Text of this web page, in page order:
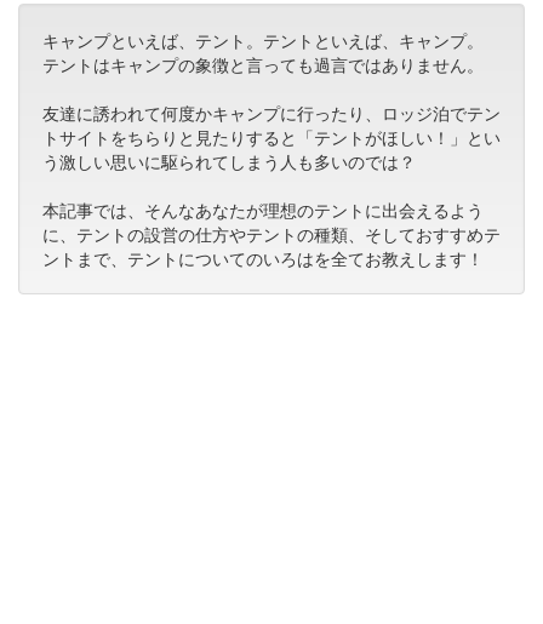
キャンプといえば、テント。テントといえば、キャンプ。
テントはキャンプの象徴と言っても過言ではありません。
友達に誘われて何度かキャンプに行ったり、ロッジ泊でテン
トサイトをちらりと見たりすると「テントがほしい！」とい
う激しい思いに駆られてしまう人も多いのでは？
本記事では、そんなあなたが理想のテントに出会えるよう
に、テントの設営の仕方やテントの種類、そしておすすめテ
ントまで、テントについてのいろはを全てお教えします！